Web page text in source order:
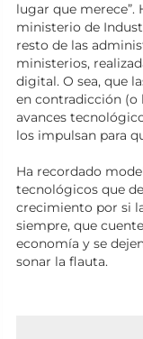
lugar que
ministerio de
resto de las
ministerios,
digital. O sea, que
en contradicción (o
avances
los impulsan para
Ha recordado
tecnológicos que
crecimiento por si
siempre, que
economía y se
sonar la flauta.